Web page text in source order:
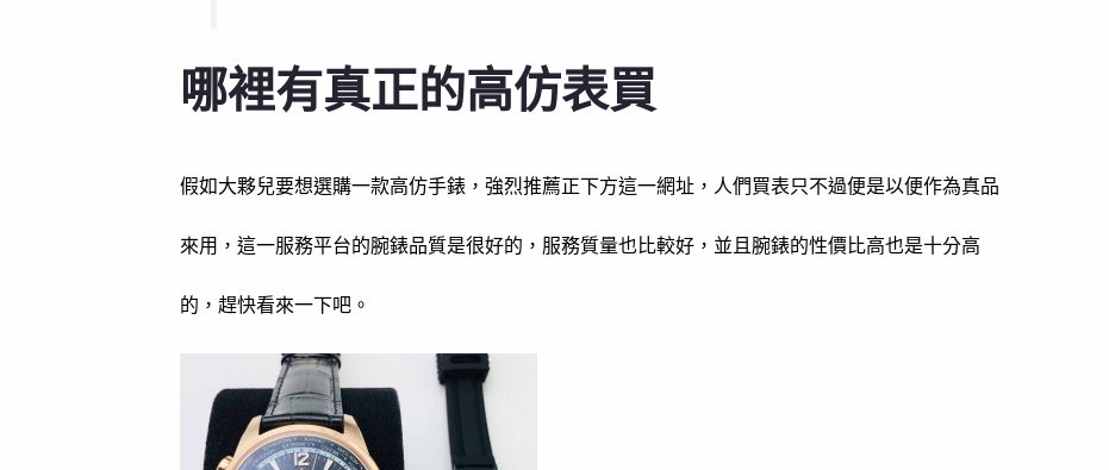
哪裡有真正的高仿表買
假如大夥兒要想選購一款高仿手錶，強烈推薦正下方這一網址，人們買表只不過便是以便作為真品
來用，這一服務平台的腕錶品質是很好的，服務質量也比較好，並且腕錶的性價比高也是十分高
的，趕快看來一下吧。